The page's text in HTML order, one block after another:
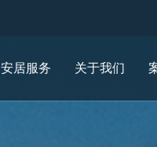
安居服务 关于我们